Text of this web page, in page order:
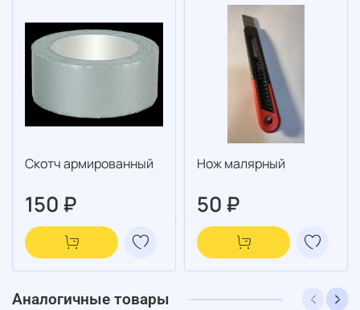
Скотч армированный
150 ₽
Нож малярный
50 ₽
Аналогичные товары